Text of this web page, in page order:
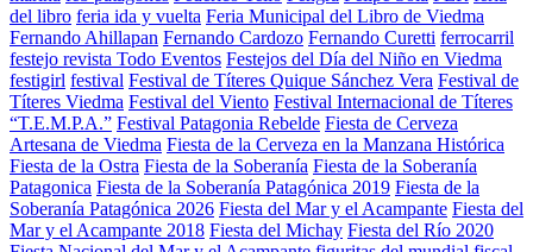
del libro feria ida y vuelta Feria Municipal del Libro de Viedma
Fernando Ahillapan Fernando Cardozo Fernando Curetti ferrocarril
festejo revista Todo Eventos Festejos del Día del Niño en Viedma
festigirl festival Festival de Títeres Quique Sánchez Vera Festival de
Títeres Viedma Festival del Viento Festival Internacional de Títeres
“T.E.M.P.A.” Festival Patagonia Rebelde Fiesta de Cerveza
Artesana de Viedma Fiesta de la Cerveza en la Manzana Histórica
Fiesta de la Ostra Fiesta de la Soberanía Fiesta de la Soberanía
Patagonica Fiesta de la Soberanía Patagónica 2019 Fiesta de la
Soberanía Patagónica 2026 Fiesta del Mar y el Acampante Fiesta del
Mar y el Acampante 2018 Fiesta del Michay Fiesta del Río 2020